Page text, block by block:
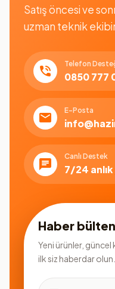
Satış öncesi ve
uzman teknik
Telefon
0850 777
E-Posta
Canlı Destek
7/24 anlık
Haber
Yeni ürünler,
ilk siz haberdar olun.